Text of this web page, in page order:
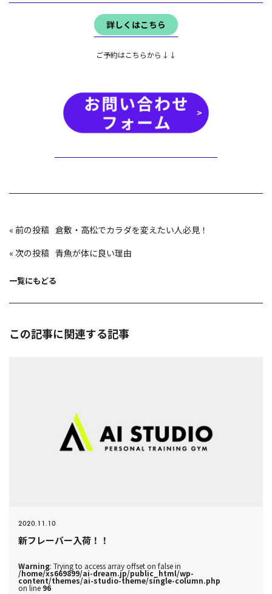
詳しくはこちら
ご予約はこちらから↓↓
投
稿
ゲ
ョ
«
倉敷・高松でカラダを変えたい人必見！
«
青魚が体に良い理由
一覧にもどる
この記事に関連する記事
2020.11.10
新フレーバー入荷！！
Warning: Trying to access array offset on false in
/home/xs669899/ai-dream.jp/public_html/wp-
content/themes/ai-studio-theme/single-column.php
on line 96